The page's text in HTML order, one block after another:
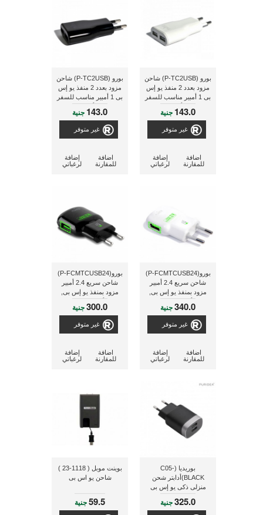
بورو (P-TC2USB) شاحن
مزود بعدد 2 منفذ يو إس
بى 1 أمبير مناسب للسفر
- أبيض
143.0 جنية
غير متوفر
إضافة
لرغباتي
اضافة
للمقارنة
بورو (P-TC2USB) شاحن
مزود بعدد 2 منفذ يو إس
بى 1 أمبير مناسب للسفر
- أسود
143.0 جنية
غير متوفر
إضافة
لرغباتي
اضافة
للمقارنة
بورو(P-FCMTCUSB24)
شاحن سريع 2.4 أمبير
مزود بمنفذ يو إس بى,
أبيض اللون
340.0جنية
غير متوفر
إضافة
لرغباتي
اضافة
للمقارنة
بورو(P-FCMTCUSB24)
شاحن سريع 2.4 أمبير
مزود بمنفذ يو إس بى,
أسود اللون
300.0جنية
غير متوفر
إضافة
لرغباتي
اضافة
للمقارنة
بوريديا (C05-
BLACK)أدابتر شحن
منزلى ذكى يو إس بى
مزود بعدد 2 مخرج
325.0جنية
بوينت موبل ( 1118-23 )
شاحن يو اس بى
59.5جنية